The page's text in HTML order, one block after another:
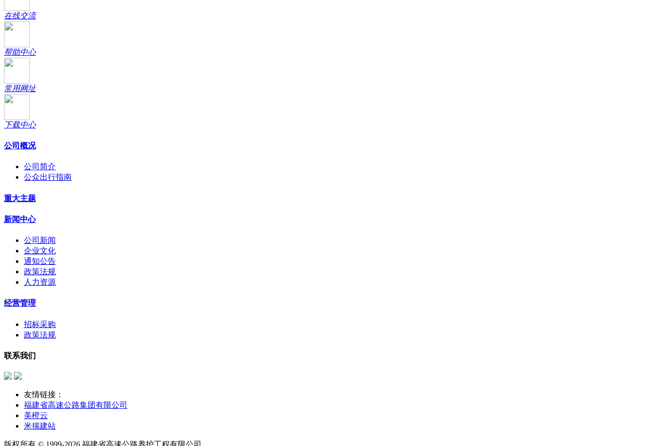
在线交流
帮助中心
常用网址
下载中心
公司概况
公司简介
公众出行指南
重大主题
新闻中心
公司新闻
企业文化
通知公告
政策法规
人力资源
经营管理
招标采购
政策法规
联系我们
友情链接：
福建省高速公路集团有限公司
美橙云
米揣建站